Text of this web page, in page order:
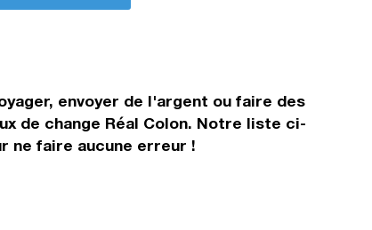
envoyer de l'argent ou faire des
de change Réal Colon. Notre liste ci-
ne faire aucune erreur !